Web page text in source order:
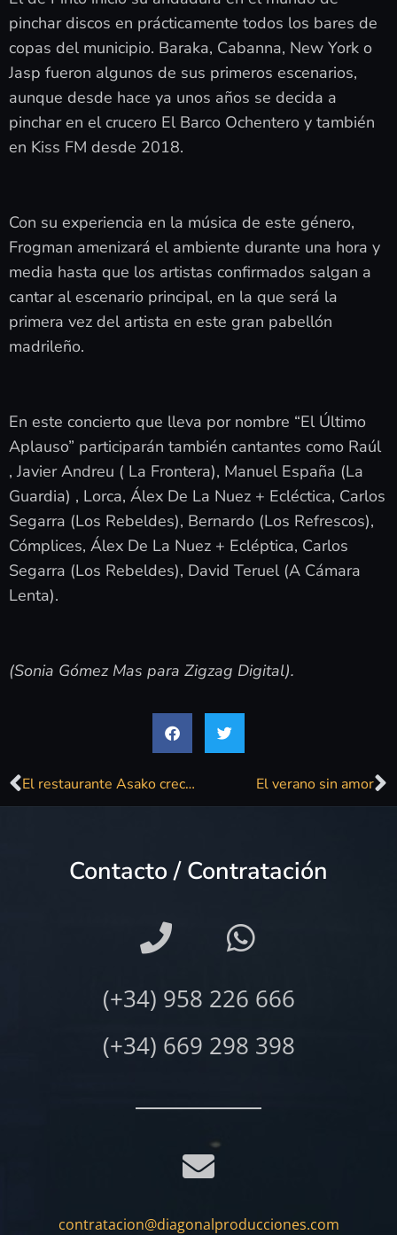
pinchar discos en prácticamente todos los bares de
copas del municipio. Baraka, Cabanna, New York o
Jasp fueron algunos de sus primeros escenarios,
aunque desde hace ya unos años se decida a
pinchar en el crucero El Barco Ochentero y también
en Kiss FM desde 2018.
Con su experiencia en la música de este género,
Frogman amenizará el ambiente durante una hora y
media hasta que los artistas confirmados salgan a
cantar al escenario principal, en la que será la
primera vez del artista en este gran pabellón
madrileño.
En este concierto que lleva por nombre “El Último
Aplauso” participarán también cantantes como Raúl
, Javier Andreu ( La Frontera), Manuel España (La
Guardia) , Lorca, Álex De La Nuez + Ecléctica, Carlos
Segarra (Los Rebeldes), Bernardo (Los Refrescos),
Cómplices, Álex De La Nuez + Ecléptica, Carlos
Segarra (Los Rebeldes), David Teruel (A Cámara
Lenta).
(Sonia Gómez Mas para Zigzag Digital).
El restaurante Asako crece con la apertura de locales en Teatinos y Torremolinos El verano sin amor
Contacto / Contratación
(+34) 958 226 666
(+34) 669 298 398
contratacion@diagonalproducciones.com